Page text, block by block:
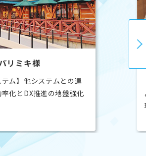
プラス株式会社様
【会計システム】データ連携強化に
より支払業務の大幅な工数削減を実